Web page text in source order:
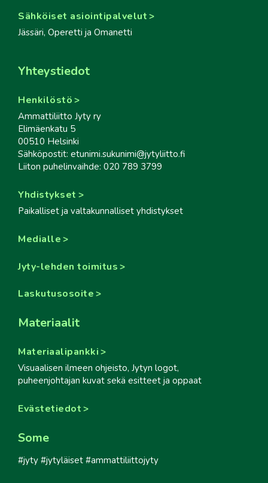
Sähköiset asiointipalvelut
Jässäri, Operetti ja Omanetti
Yhteystiedot
Henkilöstö
Ammattiliitto Jyty ry
Elimäenkatu 5
00510 Helsinki
Sähköpostit: etunimi.sukunimi@jytyliitto.fi
Liiton puhelinvaihde: 020 789 3799
Yhdistykset
Paikalliset ja valtakunnalliset yhdistykset
Medialle
Jyty-lehden toimitus
Laskutusosoite
Materiaalit
Materiaalipankki
Visuaalisen ilmeen ohjeisto, Jytyn logot,
puheenjohtajan kuvat sekä esitteet ja oppaat
Evästetiedot
Some
#jyty #jytyläiset #ammattiliittojyty